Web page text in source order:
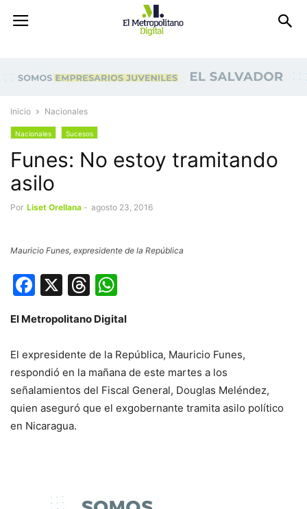
Inicio Nacionales
Nacionales Sucesos
Funes: No estoy tramitando
asilo
Por Liset Orellana - agosto 23, 2016
Mauricio Funes, expresidente de la República
Facebook
X Threads
El Metropolitano Digital
El expresidente de la República, Mauricio Funes,
respondió en la mañana de este martes a los
señalamientos del Fiscal General, Douglas Meléndez,
quien aseguró que el exgobernante tramita asilo político
en Nicaragua.